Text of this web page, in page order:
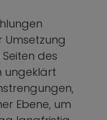
Umsetzung
des
ungeklärt
Ebene, um